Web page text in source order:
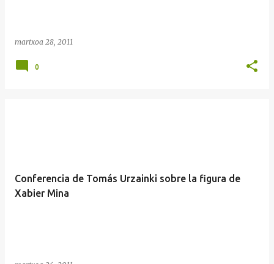
martxoa 28, 2011
0
Conferencia de Tomás Urzainki sobre la figura de
Xabier Mina